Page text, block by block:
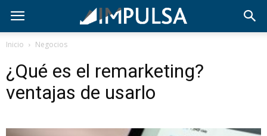
Inicio Negocios
¿Qué es el remarketing?
ventajas de usarlo